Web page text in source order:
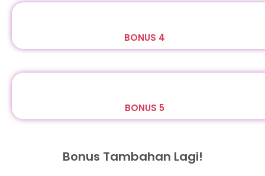
BONUS 4
BONUS 5
Bonus Tambahan Lagi!